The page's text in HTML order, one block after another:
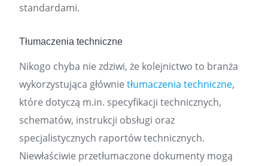
standardami.
Tłumaczenia techniczne
Nikogo chyba nie zdziwi, że kolejnictwo to branża
wykorzystująca głównie tłumaczenia techniczne,
które dotyczą m.in. specyfikacji technicznych,
schematów, instrukcji obsługi oraz
specjalistycznych raportów technicznych.
Niewłaściwie przetłumaczone dokumenty mogą